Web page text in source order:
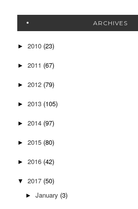
ARCHIVES
► 2010 (23)
► 2011 (67)
► 2012 (79)
► 2013 (105)
► 2014 (97)
► 2015 (80)
► 2016 (42)
▼ 2017 (50)
► January (3)